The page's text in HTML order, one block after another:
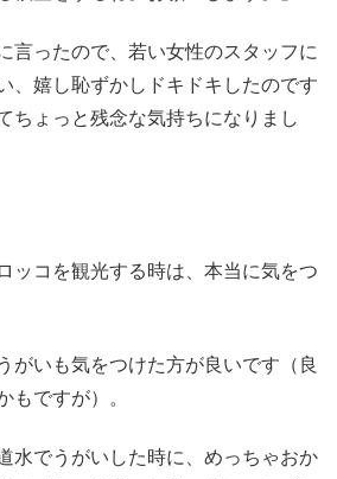
言ったので、若い女性のスタッフに
、嬉し恥ずかしドキドキしたのです
ちょっと残念な気持ちになりまし
ッコを観光する時は、本当に気をつ
がいも気をつけた方が良いです（良
もですが）。
水でうがいした時に、めっちゃおか